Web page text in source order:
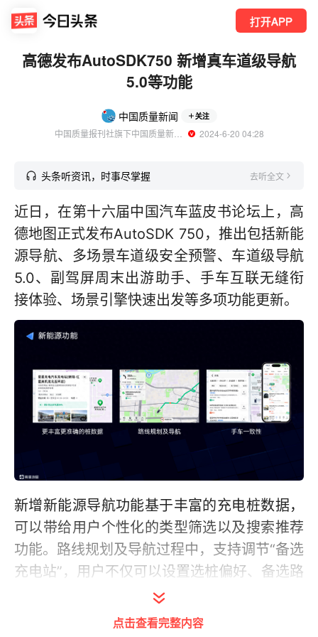
打开APP
高德发布AutoSDK750 新增真车道级导航
5.0等功能
中国质量新闻 关注
中国质量报刊社旗下中国质量新闻网官方账号
  2024-6-20 04:28
头条听资讯，时事尽掌握 去听全文
近日，在第十六届中国汽车蓝皮书论坛上，高
德地图正式发布AutoSDK 750，推出包括新能
源导航、多场景车道级安全预警、车道级导航
5.0、副驾屏周末出游助手、手车互联无缝衔
接体验、场景引擎快速出发等多项功能更新。
新增新能源导航功能基于丰富的充电桩数据，
可以带给用户个性化的类型筛选以及搜索推荐
功能。路线规划及导航过程中，支持调节“备选
充电站”，用户不仅可以设置选桩偏好、备选路
线还有拉黑充电桩的功能。高德通过完整的产
品架构，支持数据、算法保持统一，确保手机
点击查看完整内容